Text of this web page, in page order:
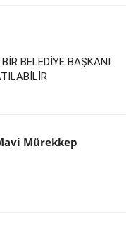
BELEDİYE BAŞKANI
Mürekkep